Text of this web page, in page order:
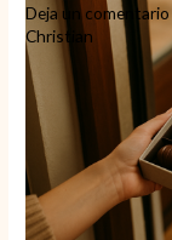
emocionar
Deja un comentario
Christian